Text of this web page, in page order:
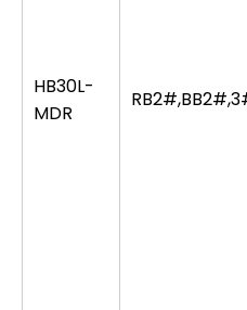
HB30L-
MDR